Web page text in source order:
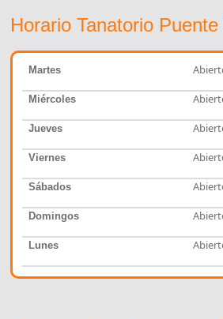
Horario Tanatorio
Martes
Miércoles
Jueves
Viernes
Sábados
Domingos
Lunes